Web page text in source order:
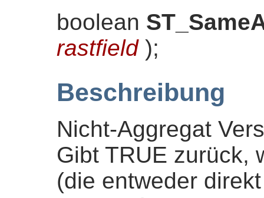
boolean
rastfield );
Beschreibung
Nicht-Aggregat
Gibt TRUE zurück,
(die entweder